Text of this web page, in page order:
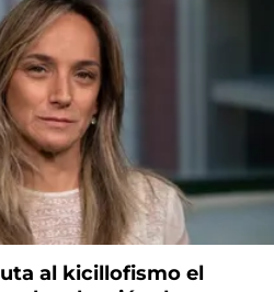
al kicillofismo el